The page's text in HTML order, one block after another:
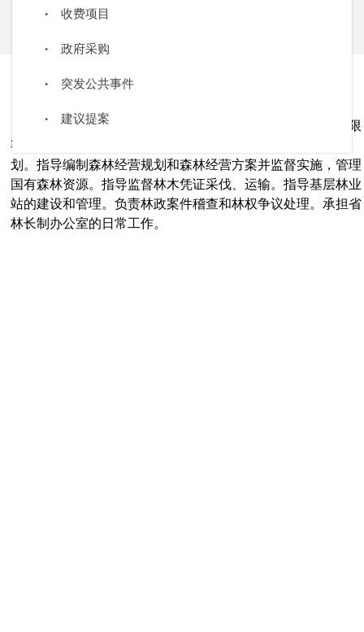
收费项目
政府采购
突发公共事件
建议提案
拟订森林资源保护发展的政策措施，编制全省森林采伐限
额。承担林地相关管理工作，组织编制全省林地保护利用规
划。指导编制森林经营规划和森林经营方案并监督实施，管理
国有森林资源。指导监督林木凭证采伐、运输。指导基层林业
站的建设和管理。 负责林政案件稽查和林权争议处理。 承担省
林长制办公室的日常工作。